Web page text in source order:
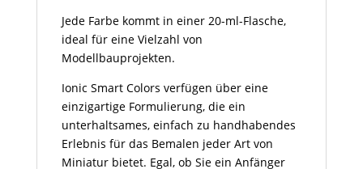
Jede Farbe kommt in einer 20-ml-Flasche,
ideal für eine Vielzahl von
Modellbauprojekten.
Ionic Smart Colors verfügen über eine
einzigartige Formulierung, die ein
unterhaltsames, einfach zu handhabendes
Erlebnis für das Bemalen jeder Art von
Miniatur bietet. Egal, ob Sie ein Anfänger